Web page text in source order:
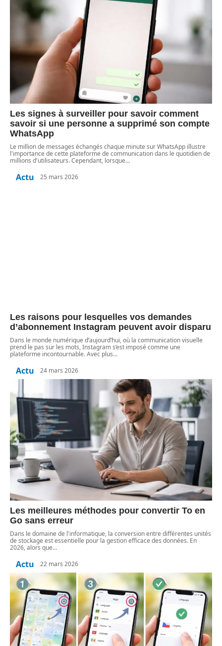
Les signes à surveiller pour savoir comment
savoir si une personne a supprimé son compte
WhatsApp
Le million de messages échangés chaque minute sur WhatsApp illustre
l'importance de cette plateforme de communication dans le quotidien de
millions d'utilisateurs. Cependant, lorsque…
Actu 25 mars 2026
Les raisons pour lesquelles vos demandes
d’abonnement Instagram peuvent avoir disparu
Dans le monde numérique d’aujourd’hui, où la communication visuelle
prend le pas sur les mots, Instagram s’est imposé comme une
plateforme incontournable. Avec plus…
Actu 24 mars 2026
Les meilleures méthodes pour convertir To en
Go sans erreur
Dans le domaine de l'informatique, la conversion entre différentes unités
de stockage est essentielle pour la gestion efficace des données. En
2026, alors que…
Actu 22 mars 2026